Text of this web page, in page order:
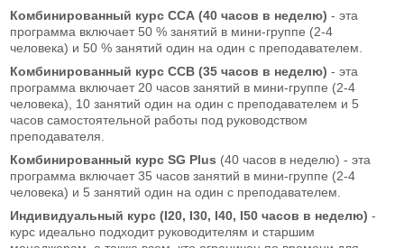
Комбинированный курс CCA (40 часов в неделю) - эта
программа включает 50 % занятий в мини-группе (2-4
человека) и 50 % занятий один на один с преподавателем.
Комбинированный курс CCB (35 часов в неделю) - эта
программа включает 20 часов занятий в мини-группе (2-4
человека), 10 занятий один на один с преподавателем и 5
часов самостоятельной работы под руководством
преподавателя.
Комбинированный курс SG Plus (40 часов в неделю) - эта
программа включает 35 часов занятий в мини-группе (2-4
человека) и 5 занятий один на один с преподавателем.
Индивидуальный курс (I20, I30, I40, I50 часов в неделю) -
курс идеально подходит руководителям и старшим